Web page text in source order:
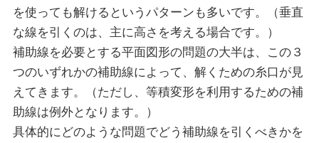
を使っても解けるというパターンも多いです。（垂直
な線を引くのは、主に高さを考える場合です。）
補助線を必要とする平面図形の問題の大半は、この３
つのいずれかの補助線によって、解くための糸口が見
えてきます。（ただし、等積変形を利用するための補
助線は例外となります。）
具体的にどのような問題でどう補助線を引くべきかを